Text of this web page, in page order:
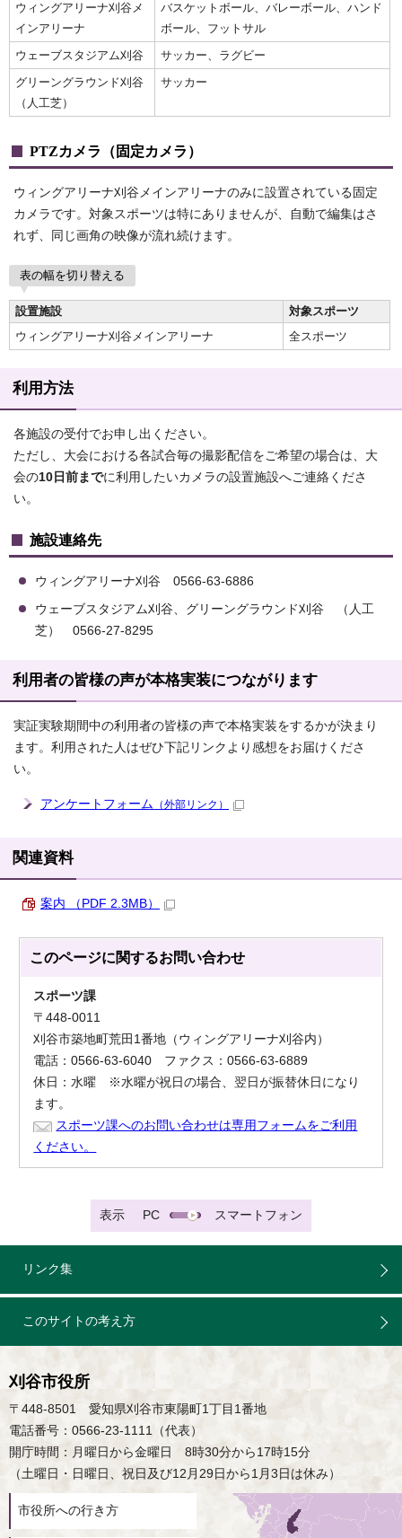
ウィングアリーナ刈谷メ
インアリーナ
バスケットボール、バレーボール、ハンド
ボール、フットサル
ウェーブスタジアム刈谷
サッカー、ラグビー
グリーングラウンド刈谷
（人工芝）
サッカー
PTZカメラ（固定カメラ）
ウィングアリーナ刈谷メインアリーナのみに設置されている固定
カメラです。対象スポーツは特にありませんが、自動で編集はさ
れず、同じ画角の映像が流れ続けます。
表の幅を切り替える
設置施設
対象スポーツ
ウィングアリーナ刈谷メインアリーナ
全スポーツ
利用方法
各施設の受付でお申し出ください。
ただし、大会における各試合毎の撮影配信をご希望の場合は、大
会の10日前までに利用したいカメラの設置施設へご連絡くださ
い。
施設連絡先
ウィングアリーナ刈谷 0566-63-6886
ウェーブスタジアム刈谷、グリーングラウンド刈谷 （人工
芝） 0566-27-8295
利用者の皆様の声が本格実装につながります
実証実験期間中の利用者の皆様の声で本格実装をするかが決まり
ます。利用された人はぜひ下記リンクより感想をお届けくださ
い。
アンケートフォーム （外部リンク）
関連資料
案内 （PDF 2.3MB）
このページに関するお問い合わせ
スポーツ課
〒448-0011
刈谷市築地町荒田1番地（ウィングアリーナ刈谷内）
電話：0566-63-6040 ファクス：0566-63-6889
休日：水曜 ※水曜が祝日の場合、翌日が振替休日になり
ます。
スポーツ課へのお問い合わせは専用フォームをご利用
ください。
表示 PC スマートフォン
リンク集
このサイトの考え方
刈谷市役所
〒448-8501 愛知県刈谷市東陽町1丁目1番地
電話番号：0566-23-1111（代表）
開庁時間：月曜日から金曜日 8時30分から17時15分
（土曜日・日曜日、祝日及び12月29日から1月3日は休み）
市役所への行き方